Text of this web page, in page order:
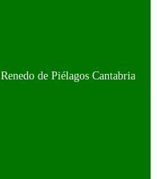
Renedo de Piélagos Cantabria